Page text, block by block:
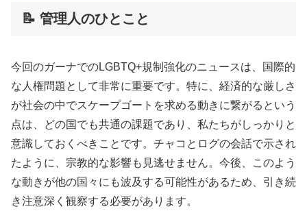
📝 管理人のひとこと
今回のガーナでのLGBTQ+規制強化のニュースは、国際的
な人権問題として非常に重要です。特に、経済的な厳しさ
が社会の中でスケープゴートを求める動きに繋がるという
点は、どの国でも共通の課題であり、私たちがしっかりと
意識しておくべきことです。チャコとログの会話で示され
たように、宗教的な影響も見逃せません。今後、このよう
な動きが他の国々にも波及する可能性があるため、引き続
き注意深く観察する必要があります。